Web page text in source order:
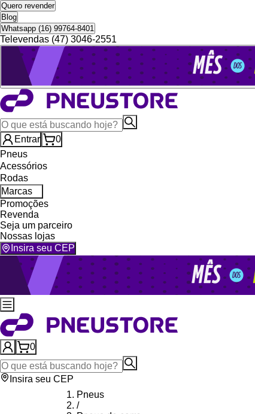
Quero revender
Blog
Whatsapp (16) 99764-8401
Televendas (47) 3046-2551
Entrar
0
Pneus
Acessórios
Rodas
Marcas
Promoções
Revenda
Seja um parceiro
Nossas lojas
Insira seu CEP
0
Insira seu CEP
Pneus
/